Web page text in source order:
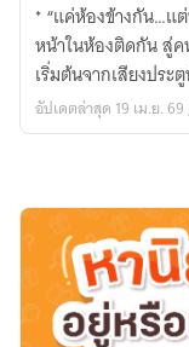
ของ
ผม…
คือ
คุณ”
* “แค่ห้องข้างกัน…แ
หน้าในห้องติดกัน สู่ค
เริ่มต้นจากเสียงประ
อัปเดตล่าสุด 19 เม.ย.